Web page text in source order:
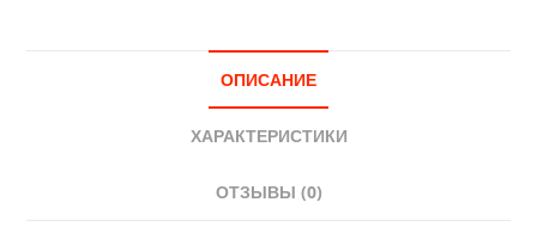
ОПИСАНИЕ
ХАРАКТЕРИСТИКИ
ОТЗЫВЫ (0)